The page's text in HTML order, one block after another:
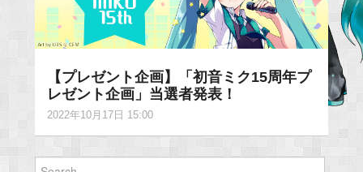
【プレゼント企画】「初音ミク15周年プ
レゼント企画」当選者発表！
2022年10月17日 15:00